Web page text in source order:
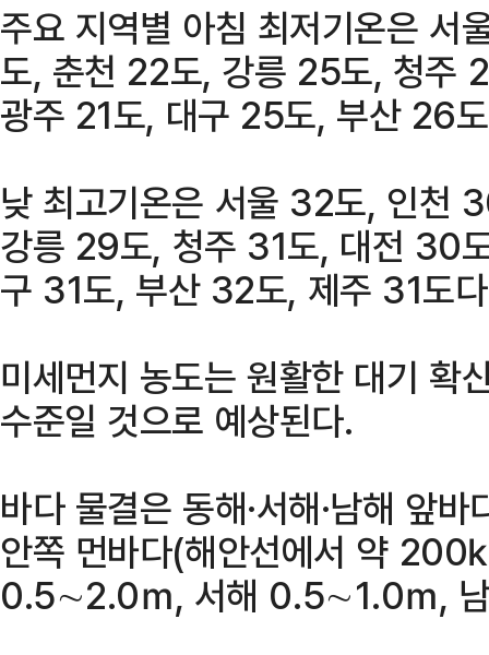
주요 지역별 아침 최저기온은
도, 춘천 22도, 강릉 25도, 청주
광주 21도, 대구 25도, 부산 26
낮 최고기온은 서울 32도, 인천
강릉 29도, 청주 31도, 대전 30
구 31도, 부산 32도, 제주 31도
미세먼지 농도는 원활한 대기 확
수준일 것으로 예상된다.
바다 물결은 동해·서해·남해 앞
안쪽 먼바다(해안선에서 약
0.5∼2.0ｍ, 서해 0.5∼1.0ｍ,